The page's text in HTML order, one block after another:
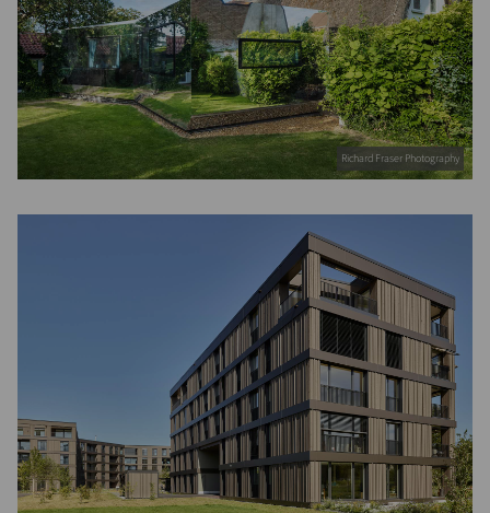
Richard Fraser Photography